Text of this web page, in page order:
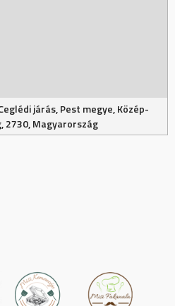
járás, Pest megye, Közép-
2730, Magyarország